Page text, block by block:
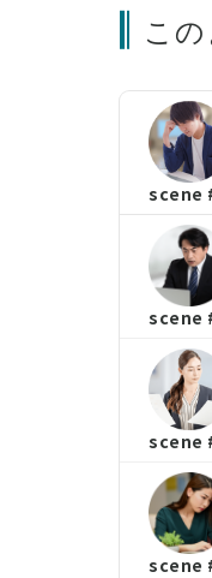
こ
scene
scene
scene
scene